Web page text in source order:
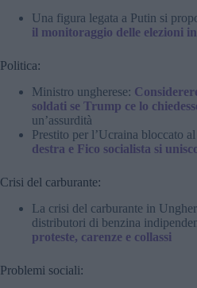
Una figura legata a Putin si
il monitoraggio delle elezioni
Politica:
Ministro ungherese:
soldati se Trump ce lo
un’assurdità
Prestito per l’Ucraina bloccato
destra e Fico socialista si
Crisi del carburante:
La crisi del carburante in
distributori di benzina
proteste, carenze e collassi
Problemi sociali: